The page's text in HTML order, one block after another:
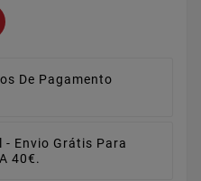
De Pagamento
- Envio Grátis Para
40€.